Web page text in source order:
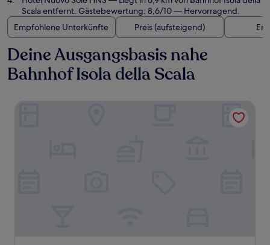
Scala entfernt. Gästebewertung: 8,6/10 — Hervorragend.
Empfohlene Unterkünfte
Preis (aufsteigend)
Deine Ausgangsbasis nahe
Bahnhof Isola della Scala